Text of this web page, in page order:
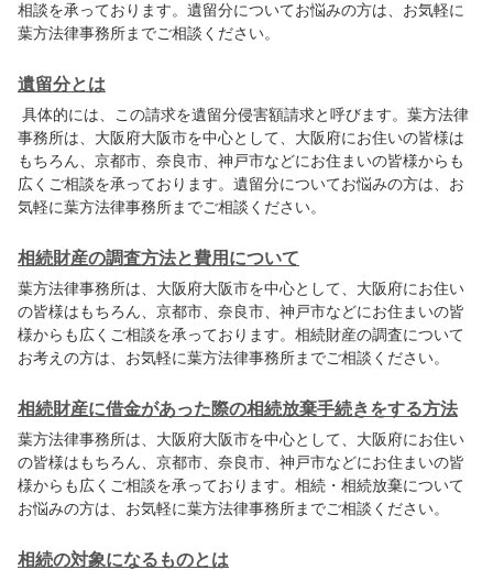
相談を承っております。遺留分についてお悩みの方は、お気軽に
葉方法律事務所までご相談ください。
遺留分とは
具体的には、この請求を遺留分侵害額請求と呼びます。 葉方法律
事務所は、大阪府大阪市を中心として、大阪府にお住いの皆様は
もちろん、京都市、奈良市、神戸市などにお住まいの皆様からも
広くご相談を承っております。遺留分についてお悩みの方は、お
気軽に葉方法律事務所までご相談ください。
相続財産の調査方法と費用について
葉方法律事務所は、大阪府大阪市を中心として、大阪府にお住い
の皆様はもちろん、京都市、奈良市、神戸市などにお住まいの皆
様からも広くご相談を承っております。相続財産の調査について
お考えの方は、お気軽に葉方法律事務所までご相談ください。
相続財産に借金があった際の相続放棄手続きをする方法
葉方法律事務所は、大阪府大阪市を中心として、大阪府にお住い
の皆様はもちろん、京都市、奈良市、神戸市などにお住まいの皆
様からも広くご相談を承っております。相続・相続放棄について
お悩みの方は、お気軽に葉方法律事務所までご相談ください。
相続の対象になるものとは